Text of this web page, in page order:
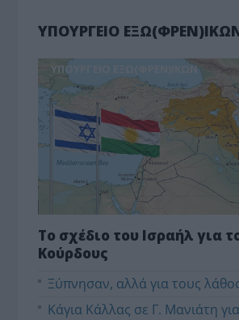
ΥΠΟΥΡΓΕΙΟ
ΥΠΟΥΡΓΕΙΟ ΕΞΩ(ΦΡΕΝ)ΙΚΩΝ
Το σχέδιο του Ισραήλ για
Κούρδους
Ξύπνησαν, αλλά για τους
Κάγια Κάλλας σε Γ. Μανιάτη